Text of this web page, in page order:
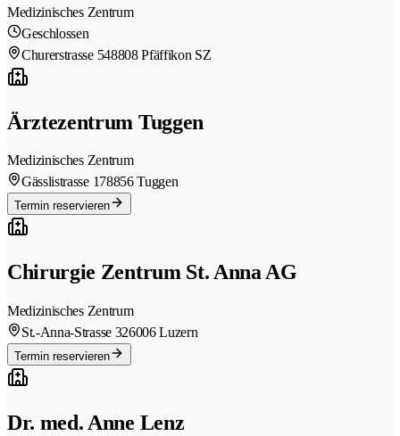
Medizinisches Zentrum
Geschlossen
Churerstrasse 548808 Pfäffikon SZ
Ärztezentrum Tuggen
Medizinisches Zentrum
Gässlistrasse 178856 Tuggen
Termin reservieren
Chirurgie Zentrum St. Anna AG
Medizinisches Zentrum
St.-Anna-Strasse 326006 Luzern
Termin reservieren
Dr. med. Anne Lenz